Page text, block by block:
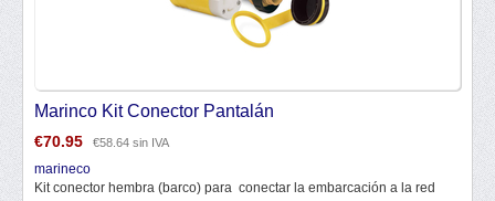
Marinco Kit Conector Pantalán
€70.95 €58.64 sin IVA
marineco
Kit conector hembra (barco) para conectar la embarcación a la red